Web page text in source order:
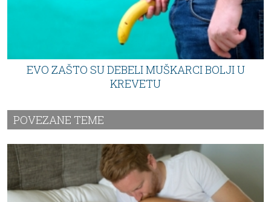
EVO ZAŠTO SU DEBELI MUŠKARCI BOLJI U
KREVETU
POVEZANE TEME